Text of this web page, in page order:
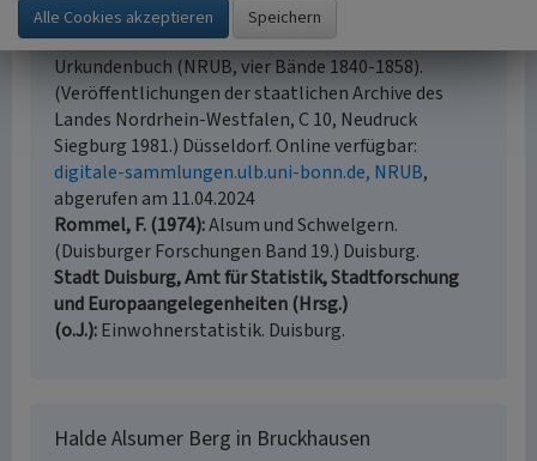
Lacomblet, Theodor Josef (1840)
die Geschichte des Niederrheins. Niederrheinisches
Urkundenbuch (NRUB, vier Bände 1840-1858).
(Veröffentlichungen der staatlichen Archive des
Landes Nordrhein-Westfalen, C 10, Neudruck
Siegburg 1981.) Düsseldorf. Online verfügbar:
digitale-sammlungen.ulb.uni-bonn.de, NRUB,
abgerufen am 11.04.2024
Rommel, F. (1974) Alsum und Schwelgern.
(Duisburger Forschungen Band 19.) Duisburg.
Stadt Duisburg, Amt für Statistik, Stadtforschung
und Europaangelegenheiten (Hrsg.)
(o.J.) Einwohnerstatistik. Duisburg.
Halde Alsumer Berg in Bruckhausen